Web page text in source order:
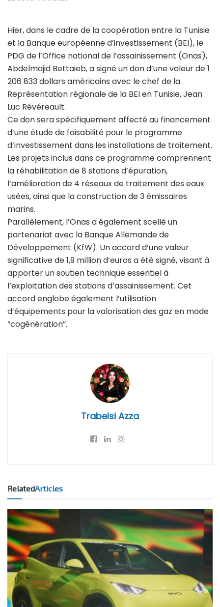
Hier, dans le cadre de la coopération entre la Tunisie
et la Banque européenne d’investissement (BEI), le
PDG de l’Office national de l’assainissement (Onas),
Abdelmajid Bettaieb, a signé un don d’une valeur de 1
206 833 dollars américains avec le chef de la
Représentation régionale de la BEI en Tunisie, Jean
Luc Révéreault.
Ce don sera spécifiquement affecté au financement
d’une étude de faisabilité pour le programme
d’investissement dans les installations de traitement.
Les projets inclus dans ce programme comprennent
la réhabilitation de 8 stations d’épuration,
l’amélioration de 4 réseaux de traitement des eaux
usées, ainsi que la construction de 3 émissaires
marins.
Parallèlement, l’Onas a également scellé un
partenariat avec la Banque Allemande de
Développement (KfW). Un accord d’une valeur
significative de 1,9 million d’euros a été signé, visant à
apporter un soutien technique essentiel à
l’exploitation des stations d’assainissement. Cet
accord englobe également l’utilisation
d’équipements pour la valorisation des gaz en mode
“cogénération”.
Trabelsi Azza
RelatedArticles